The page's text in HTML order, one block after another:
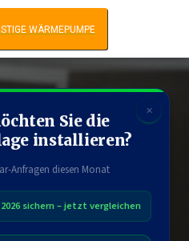
WÄRMEPUMPE
✕
Sie die
installieren?
Anfragen diesen Monat
sichern – jetzt vergleichen